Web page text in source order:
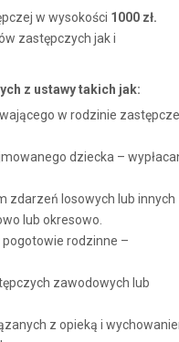
w wysokości 1000 zł.
zastępczych jak i
z ustawy takich jak:
w rodzinie
dziecka –
zdarzeń losowych lub innych
lub okresowo.
rodzinne –
zawodowych lub
z opieką i